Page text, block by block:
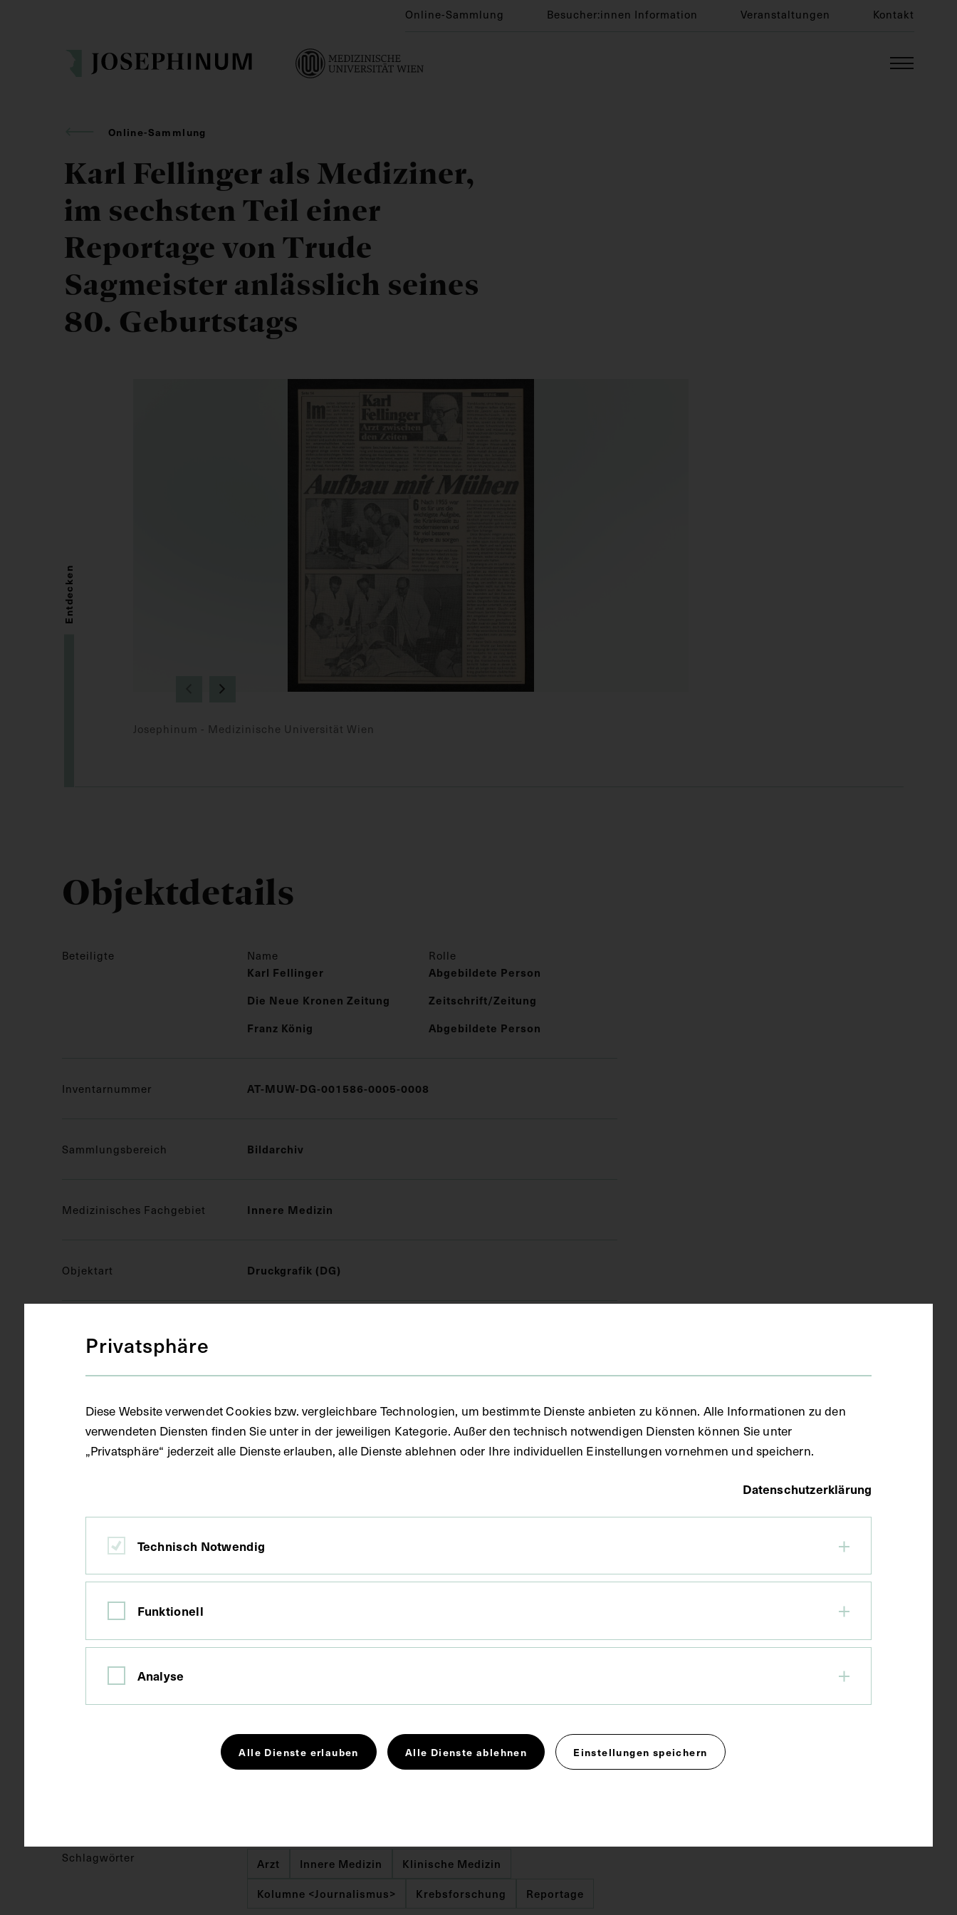
Online-Sammlung Besucher:innen Information Veranstaltungen Kontakt
Online-Sammlung
Karl Fellinger als Mediziner,
im sechsten Teil einer
Reportage von Trude
Sagmeister anlässlich seines
80. Geburtstags
Josephinum - Medizinische Universität Wien
Entdecken
Objektdetails
Beteiligte Name Rolle
Karl Fellinger
Abgebildete Person
Die Neue Kronen Zeitung
Zeitschrift/Zeitung
Franz König
Abgebildete Person
Inventarnummer AT-MUW-DG-001586-0005-0008
Sammlungsbereich Bildarchiv
Medizinisches Fachgebiet Innere Medizin
Objektart Druckgrafik (DG)
Wien
Technik Druck
Fellinger mit Kollegen an einem Patientenbett 1957; Bild D: Karl
Fellinger und weitere Personen bei der Inauguration in das Amt
Schlagwörter Arzt Innere Medizin
Klinische Medizin
Kolumne <Journalismus>
Krebsforschung Reportage
Privatsphäre
Diese Website verwendet Cookies bzw. vergleichbare Technologien, um bestimmte Dienste anbieten zu können. Alle Informationen zu den
verwendeten Diensten finden Sie unter in der jeweiligen Kategorie. Außer den technisch notwendigen Diensten können Sie unter
„Privatsphäre“ jederzeit alle Dienste erlauben, alle Dienste ablehnen oder Ihre individuellen Einstellungen vornehmen und speichern.
Datenschutzerklärung
Technisch Notwendig
Funktionell
Analyse
Alle Dienste erlauben Alle Dienste ablehnen Einstellungen speichern